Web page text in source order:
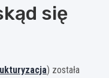
się
) została